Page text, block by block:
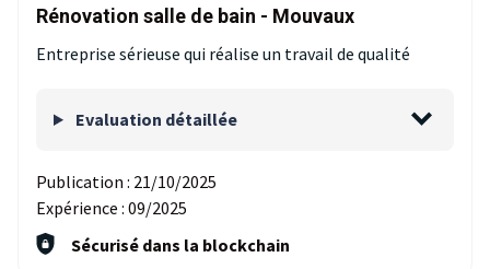
Rénovation salle de bain - Mouvaux
Entreprise sérieuse qui réalise un travail de qualité
Evaluation détaillée
Publication : 21/10/2025
Expérience : 09/2025
Sécurisé dans la blockchain